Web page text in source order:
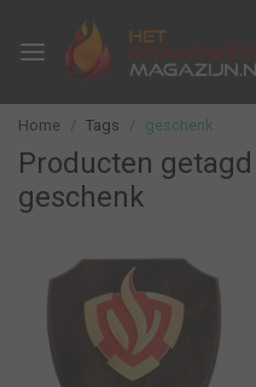
Home Tags geschenk
Producten
geschenk